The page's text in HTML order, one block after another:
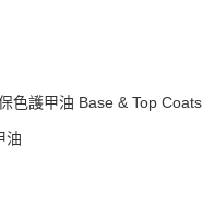
色護甲油 Base & Top Coats
油